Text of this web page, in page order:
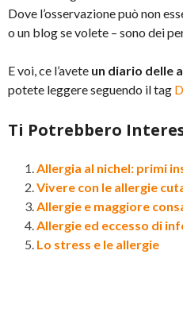
Dove l’osservazione può non
o un blog se volete – sono dei
E voi, ce l’avete un diario delle
potete leggere seguendo il tag
Ti Potrebbero
Allergia al nichel: primi
Vivere con le allergie
Allergie e maggiore
Allergie ed eccesso di
Lo stress e le allergie